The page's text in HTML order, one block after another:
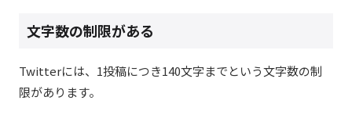
文字数の制限がある
Twitterには、1投稿につき140文字までという文字数の制
限があります。